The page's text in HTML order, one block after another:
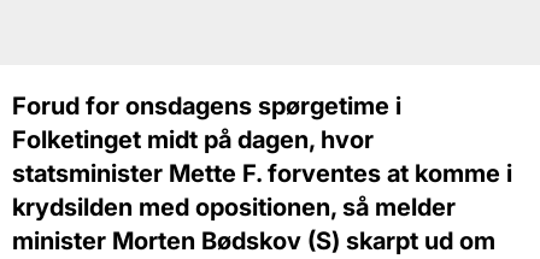
Forud for onsdagens spørgetime i
Folketinget midt på dagen, hvor
statsminister Mette F. forventes at komme i
krydsilden med opositionen, så melder
minister Morten Bødskov (S) skarpt ud om